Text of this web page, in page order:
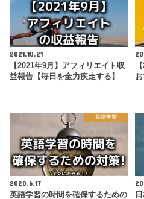
2021.10.21
【2021年9月】アフィリエイト収
益報告【毎日を全力疾走する】
英語学習
2020.6.17
英語学習の時間を確保するための